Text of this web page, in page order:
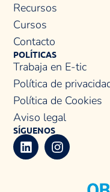
Recursos
Cursos
Contacto
POLÍTICAS
Trabaja en E-tic
Política de
Política de Cookies
Aviso legal
SÍGUENOS